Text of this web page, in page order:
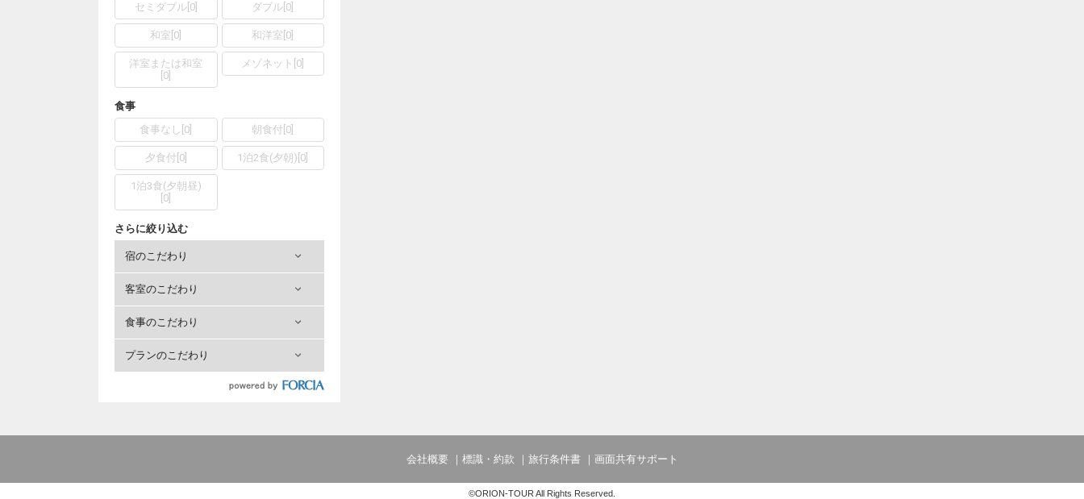
セミダブル[ 0] ダブル 0
和室 0 和洋室 0
洋室または和室
0
メゾネット 0
食事
食事なし 0 朝食付 0
夕食付 0] 1泊2食(夕朝) 0
1泊3食(夕朝昼)
0
さらに絞り込む
宿のこだわり
客室のこだわり
食事のこだわり
プランのこだわり
会社概要 標識・約款 旅行条件書 画面共有サポート
©ORION-TOUR All Rights Reserved.